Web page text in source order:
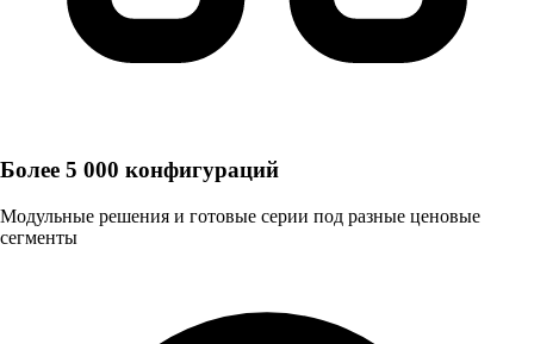
Более 5 000 конфигураций
Модульные решения и готовые серии под разные ценовые
сегменты